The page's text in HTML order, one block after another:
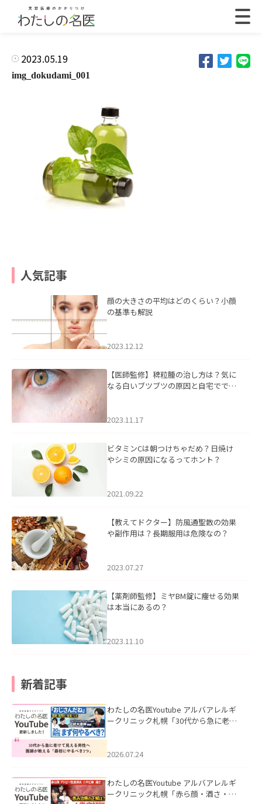
2023.05.19
img_dokudami_001
人気記事
顔の大きさの平均はどのくらい？小顔
の基準も解説
2023.12.12
【医師監修】稗粒腫の治し方は？気に
なる白いブツブツの原因と自宅ででき
2023.11.17
ビタミンCは朝つけちゃだめ？日焼け
やシミの原因になるってホント？
2021.09.22
【教えてドクター】防風通聖散の効果
や副作用は？長期服用は危険なの？
2023.07.27
【薬剤師監修】ミヤBM錠に痩せる効果
は本当にあるの？
2023.11.10
新着記事
わたしの名医Youtube アルバアレルギ
ークリニック札幌「30代から急に老け
た。
2026.07.24
わたしの名医Youtube アルバアレルギ
ークリニック札幌「赤ら顔・酒さ・ニ